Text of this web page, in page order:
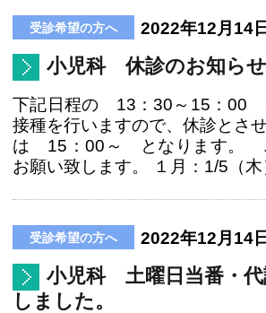
2022年12月14日
小児科 休診のお知らせ
下記日程の 13：30～15：00
接種を行いますので、休診とさ
は 15：00～ となります。
お願い致します。 １月：1/5（
2022年12月14日
小児科 土曜日当番・
しました。